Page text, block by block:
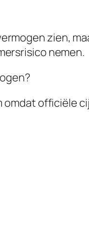
zien,
nemen.
officiële